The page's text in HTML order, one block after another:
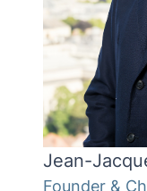
Jean-
Founder &